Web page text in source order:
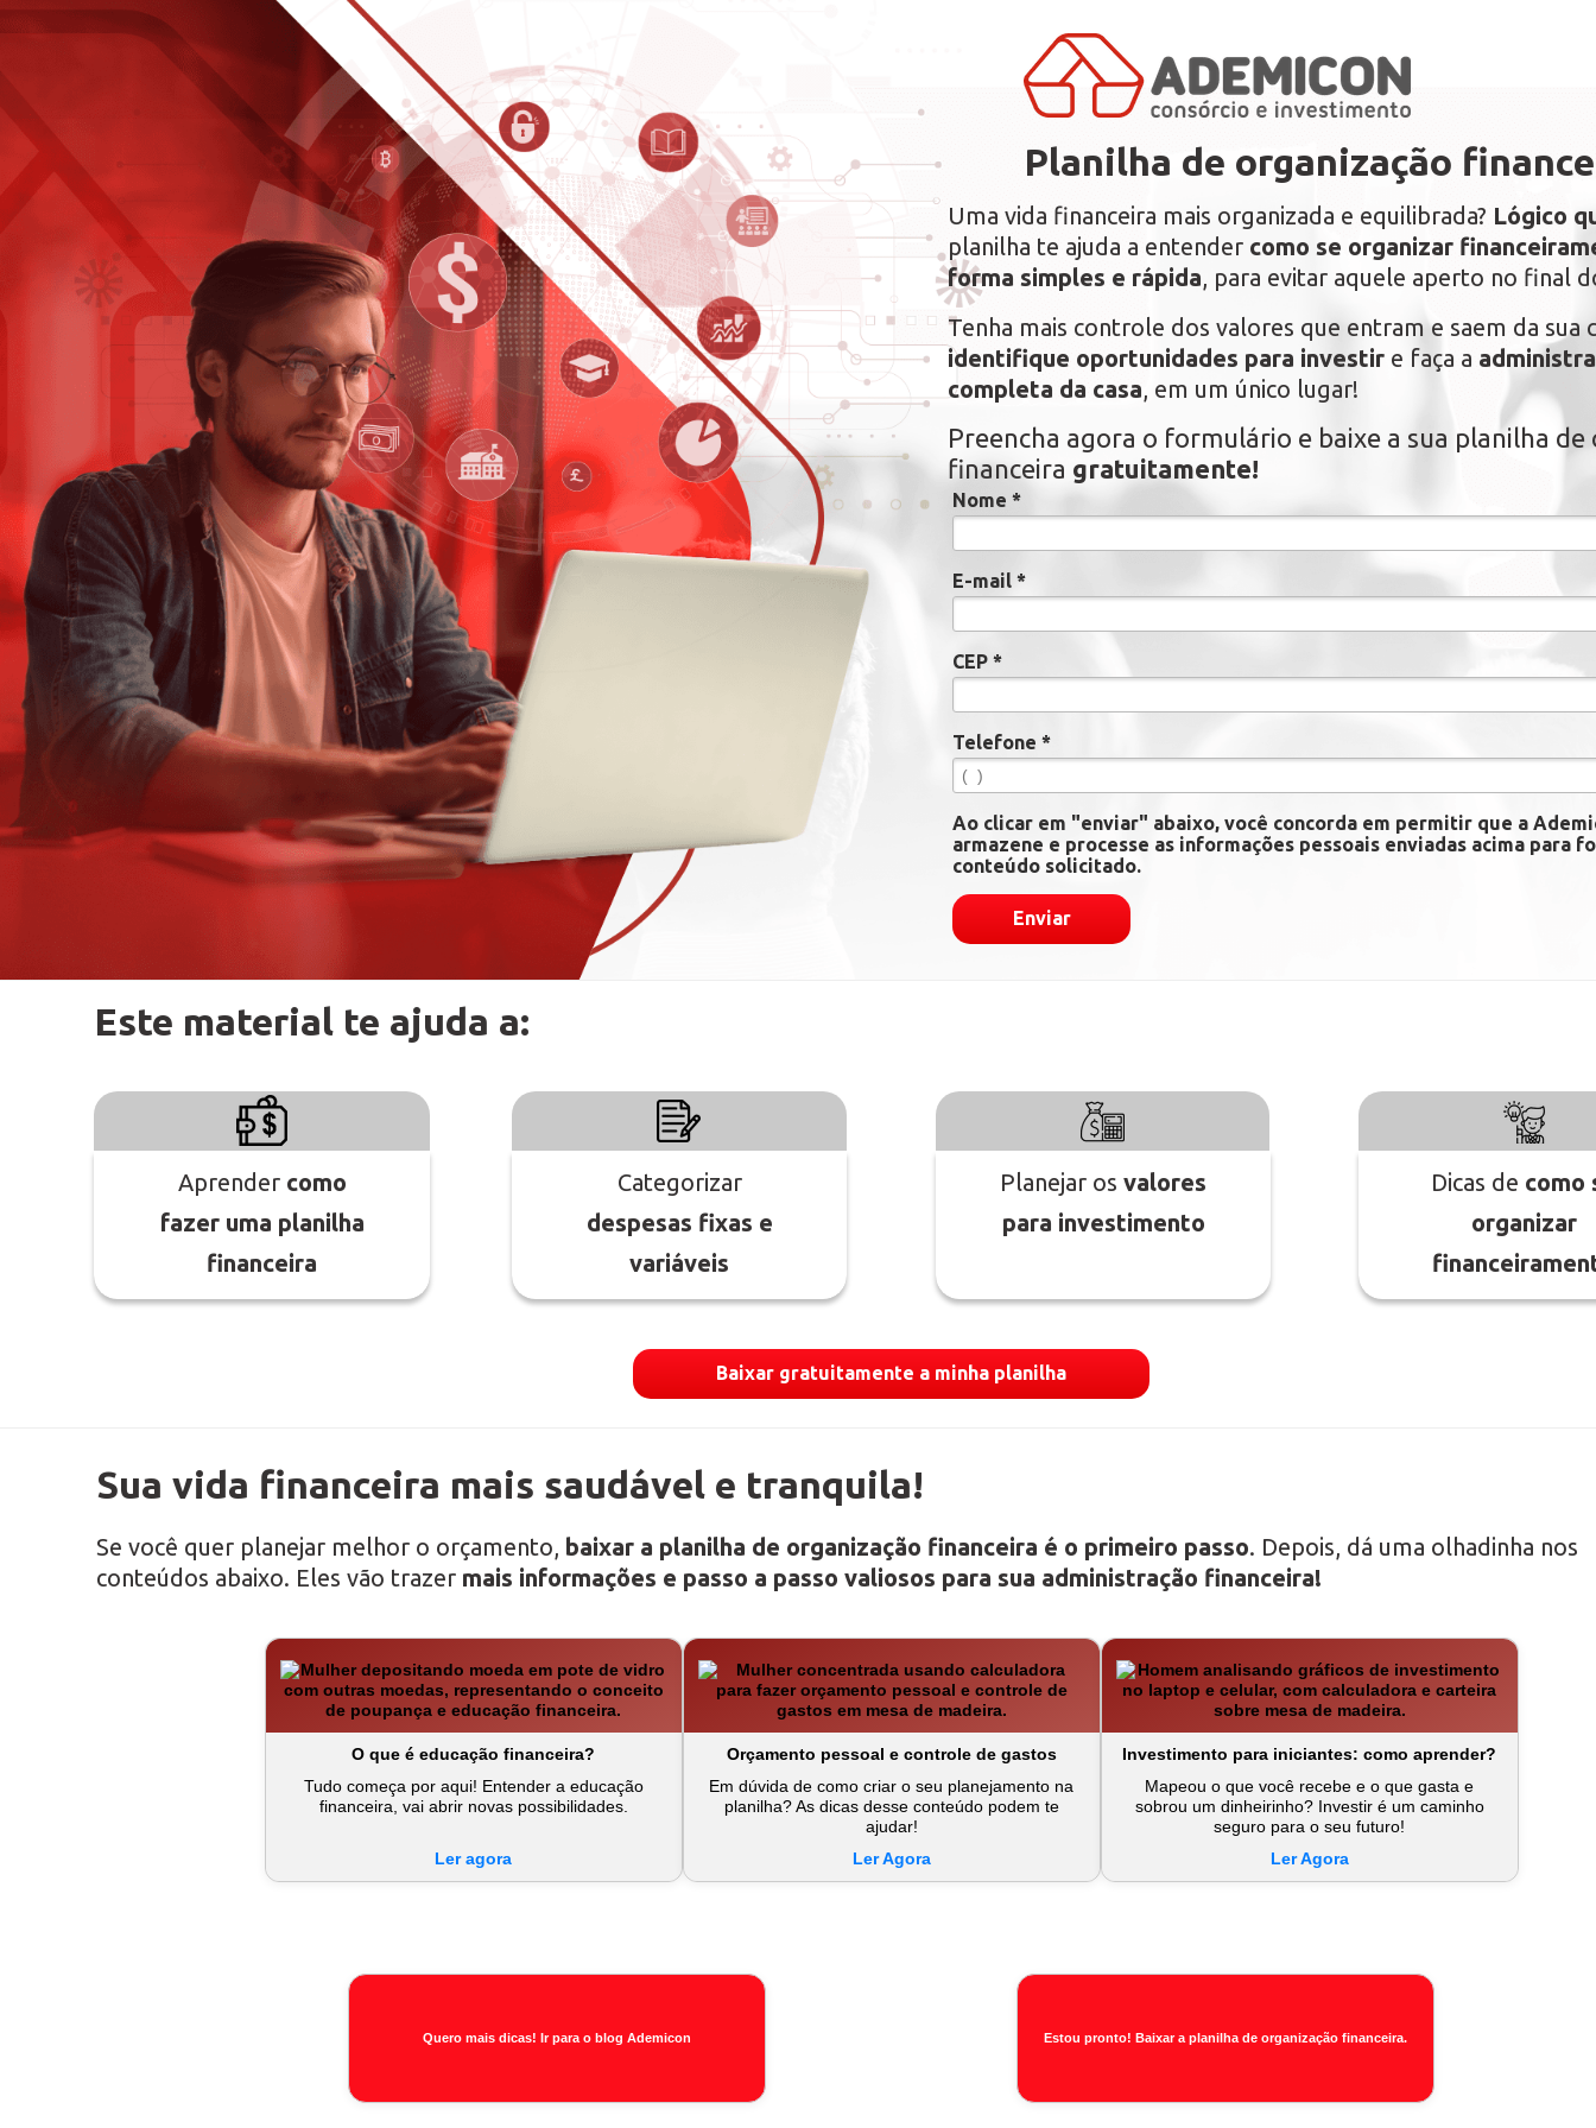
Nome *
E-mail *
CEP *
Telefone *
Ao clicar em "enviar" abaixo, você concorda em permitir que a
armazene e processe as informações pessoais enviadas acima para
conteúdo solicitado.
Enviar
Este material te ajuda a:
Aprender como
fazer uma planilha
financeira
Categorizar
despesas fixas e
variáveis
Planejar os valores
para investimento
Dicas de como
organizar
Baixar gratuitamente a minha planilha
Sua vida financeira mais saudável e tranquila!
Se você quer planejar melhor o orçamento, baixar a planilha de organização financeira é o primeiro passo. Depois, dá uma olhadinha nos
conteúdos abaixo. Eles vão trazer mais informações e passo a passo valiosos para sua administração financeira!
O que é educação financeira?
Tudo começa por aqui! Entender a educação
financeira, vai abrir novas possibilidades.
Ler agora
Orçamento pessoal e controle de gastos
Em dúvida de como criar o seu planejamento na
planilha? As dicas desse conteúdo podem te
ajudar!
Ler Agora
Investimento para iniciantes: como aprender?
Mapeou o que você recebe e o que gasta e
sobrou um dinheirinho? Investir é um caminho
seguro para o seu futuro!
Ler Agora
Quero mais dicas! Ir para o blog Ademicon Estou pronto!Baixar a planilha de organização financeira.
Uma vida financeira mais organizada e equilibrada? Lógico
planilha te ajuda a entender como se organizar
forma simples e rápida, para evitar aquele aperto no final
Tenha mais controle dos valores que entram e saem da sua
identifique oportunidades para investir e faça a
completa da casa, em um único lugar!
Preencha agora o formulário e baixe a sua planilha de
financeira gratuitamente!
Planilha de organização